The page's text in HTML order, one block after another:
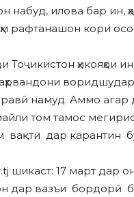
илова бар ин,
рафтанашон кори
Тоҷикистон
намуд. Аммо агар
том тамос
вақти дар карантин
шикаст: 17 март дар
дар вазъи бордорӣ